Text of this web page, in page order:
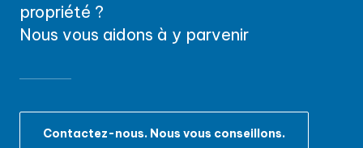
propriété ?
Nous vous aidons à y parvenir
Contactez-nous. Nous vous conseillons.